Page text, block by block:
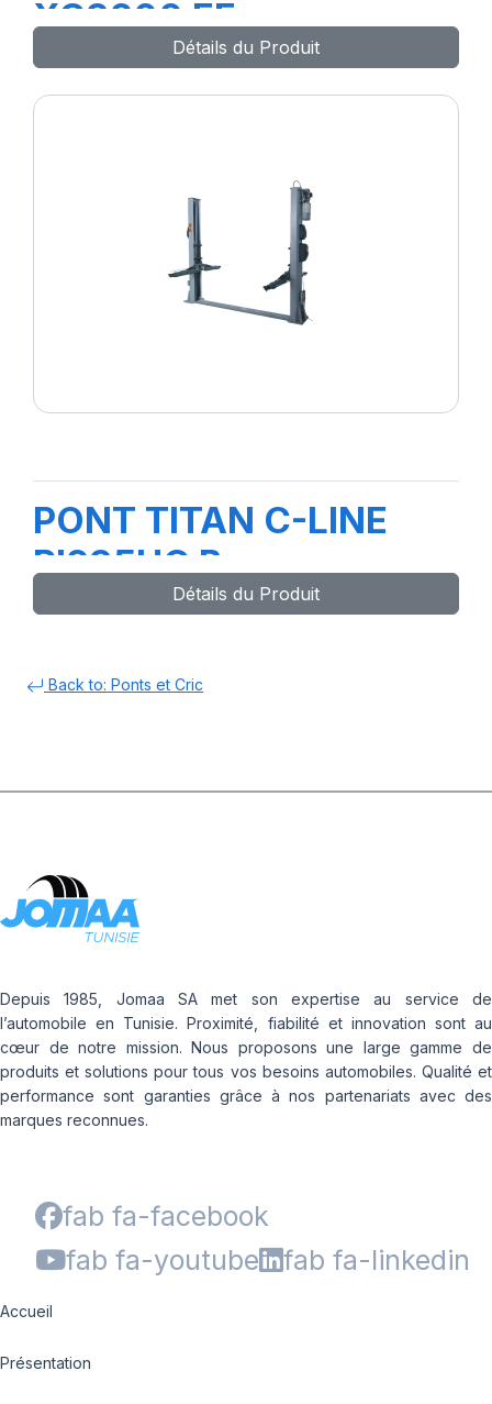
XC3200 EF
Détails du Produit
PONT TITAN C-LINE
PI235HC B
Détails du Produit
Back to: Ponts et Cric
Depuis 1985, Jomaa SA met son expertise au service de
l’automobile en Tunisie. Proximité, fiabilité et innovation sont au
cœur de notre mission. Nous proposons une large gamme de
produits et solutions pour tous vos besoins automobiles. Qualité et
performance sont garanties grâce à nos partenariats avec des
marques reconnues.
fab fa-facebook
fab fa-youtube
fab fa-linkedin
Accueil
Présentation